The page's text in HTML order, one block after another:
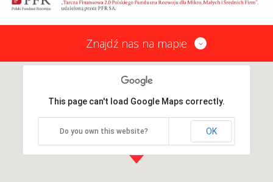
Znajdź nas na mapie
This page can't load Google Maps correctly.
Do you own this website? OK